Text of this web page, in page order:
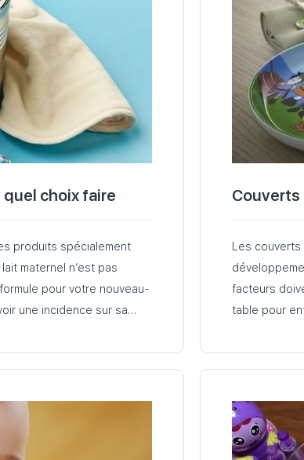
choix faire
produits spécialement
maternel n’est pas
pour votre nouveau-
une incidence sur sa
Couverts
Les
facteurs
table pour